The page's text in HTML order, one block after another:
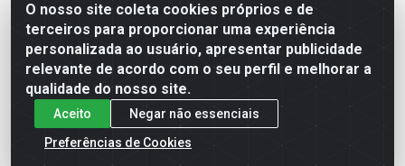
O nosso site coleta cookies próprios e de
terceiros para proporcionar uma experiência
personalizada ao usuário, apresentar publicidade
relevante de acordo com o seu perfil e melhorar a
qualidade do nosso site.
Aceito
Negar não essenciais
Preferências de Cookies
Atacamax Importadora de Alimentos LTDA - RODOVIA BR-
101 - SUL, KM 79,60 GP E GALPAO:D - Muribeca, Jaboatão dos
Guararapes - PE, 54355-010 - CNPJ 08.305.623/0001-84